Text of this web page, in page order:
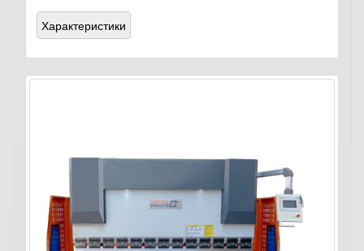
Характеристики